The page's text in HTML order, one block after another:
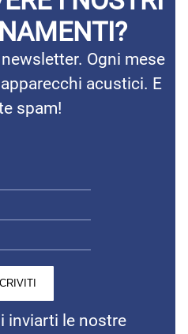
Ogni mese
acustici. E
spam!
inviarti le nostre